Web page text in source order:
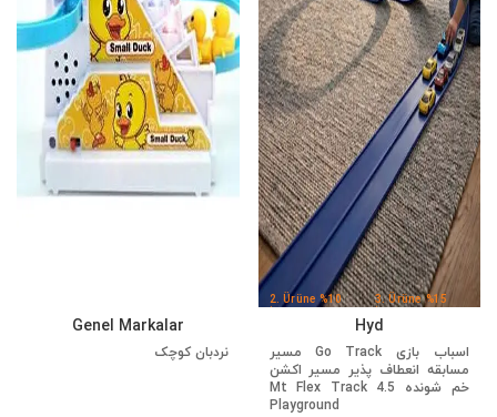
2. Ürüne %10
3. Ürüne %15
Hyd
اسباب بازی Go Track مسیر
مسابقه انعطاف پذیر مسیر اکشن
خم شونده 4.5 Mt Flex Track
Playground
Genel Markalar
نردبان کوچک